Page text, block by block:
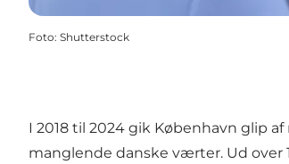
Foto: Shutterstock
I 2018 til 2024 gik København glip
manglende danske værter. Ud over